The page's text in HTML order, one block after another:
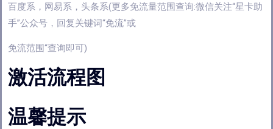
百度系，网易系，头条系(更多免流量范围查询:微信关注“星卡助
手”公众号，回复关键词“免流”或
免流范围“查询即可)
激活流程图
温馨提示